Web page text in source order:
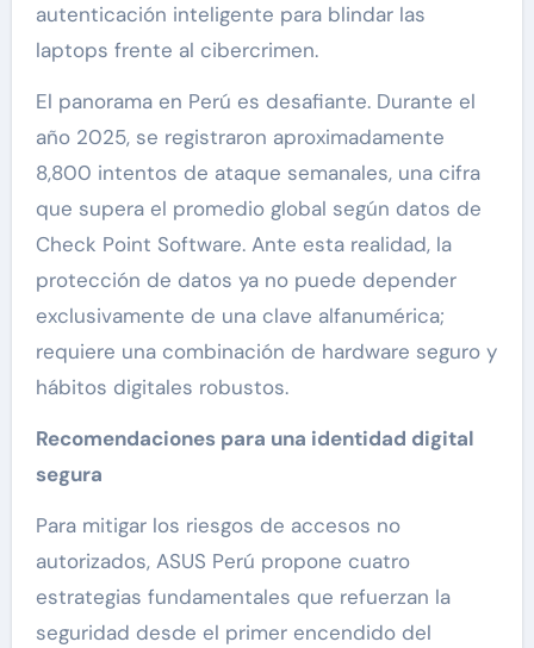
autenticación inteligente para blindar las
laptops frente al cibercrimen.
El panorama en Perú es desafiante. Durante el
año 2025, se registraron aproximadamente
8,800 intentos de ataque semanales, una cifra
que supera el promedio global según datos de
Check Point Software. Ante esta realidad, la
protección de datos ya no puede depender
exclusivamente de una clave alfanumérica;
requiere una combinación de hardware seguro y
hábitos digitales robustos.
Recomendaciones para una identidad digital
segura
Para mitigar los riesgos de accesos no
autorizados, ASUS Perú propone cuatro
estrategias fundamentales que refuerzan la
seguridad desde el primer encendido del